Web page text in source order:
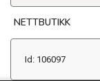
NETTBUTIKK
Id: 106097